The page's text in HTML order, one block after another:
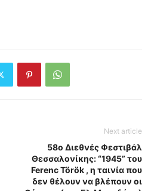
Next article
58ο Διεθνές Φεστιβάλ
Θεσσαλονίκης: “1945” του
Ferenc Török , η ταινία που
δεν θέλουν να βλέπουν οι